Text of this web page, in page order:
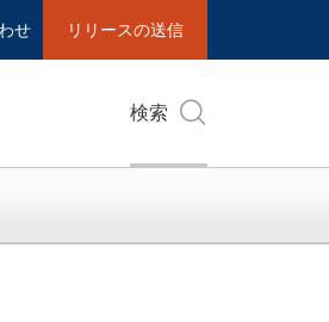
せ リリースの送信
検索